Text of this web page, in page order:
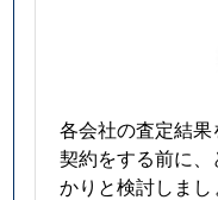
各会社の査定結果
契約をする前に
かりと検討しまし